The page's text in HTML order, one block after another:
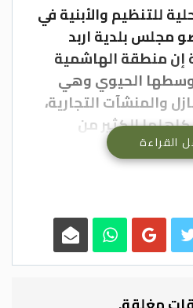
للتنظيم والأبنية في
مجلس بلدية اربد
إن منطقة الهاشمية
الحيوي وهي
والمنشآت التجارية،
الكثير من
والتجار على حد
ومن شارع بغداد
اربد.
المالية للمنطقة
القراءة